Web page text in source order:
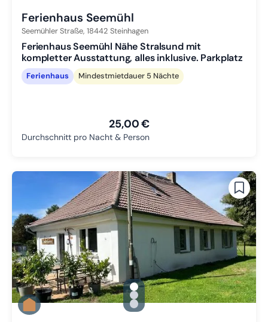
Ferienhaus Seemühl
Seemühler Straße, 18442 Steinhagen
Ferienhaus Seemühl Nähe Stralsund mit
kompletter Ausstattung, alles inklusive. Parkplatz
Ferienhaus Mindestmietdauer 5 Nächte
25,00 €
Durchschnitt pro Nacht & Person
gallery.slide_selector
Zu Slide 1 wechseln
Zu Slide 2 wechseln
Zu Slide 3 wechseln